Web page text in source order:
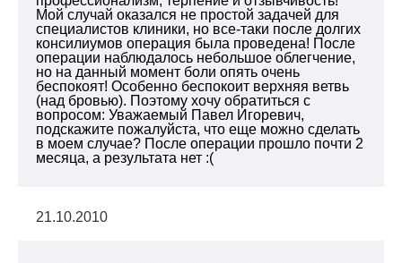
Мой случай оказался не простой задачей для
специалистов клиники, но все-таки после долгих
консилиумов операция была проведена! После
операции наблюдалось небольшое облегчение,
но на данный момент боли опять очень
беспокоят! Особенно беспокоит верхняя ветвь
(над бровью). Поэтому хочу обратиться с
вопросом: Уважаемый Павел Игоревич,
подскажите пожалуйста, что еще можно сделать
в моем случае? После операции прошло почти 2
месяца, а результата нет :(
21.10.2010